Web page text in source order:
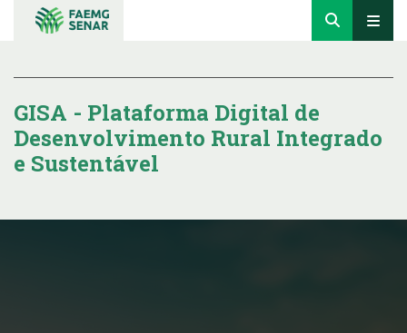
GISA - Plataforma Digital de
Desenvolvimento Rural Integrado
e Sustentável